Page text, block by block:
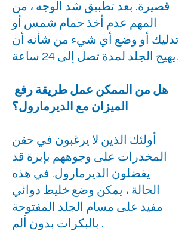
قصيرة. بعد تطبيق شد الوجه ، من
المهم عدم أخذ حمام شمس أو
تدليك أو وضع أي شيء من شأنه أن
يهيج الجلد لمدة تصل إلى 24 ساعة.
هل من الممكن عمل طريقة رفع
الميزان مع الديرمارول؟
أولئك الذين لا يرغبون في حقن
المخدرات على وجوههم بإبرة قد
يفضلون الديرمارول. في هذه
الحالة ، يمكن وضع خليط دوائي
مفيد على مسام الجلد المفتوحة
بالبكرات بدون ألم .